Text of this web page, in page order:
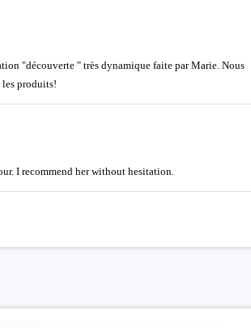
"découverte " très dynamique faite par Marie. Nous
les produits!
I recommend her without hesitation.